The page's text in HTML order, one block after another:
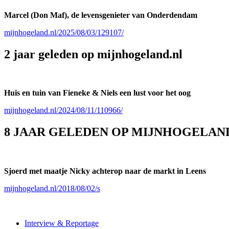
Marcel (Don Maf), de levensgenieter van Onderdendam
mijnhogeland.nl/2025/08/03/129107/
2 jaar geleden op mijnhogeland.nl
Huis en tuin van Fieneke & Niels een lust voor het oog
mijnhogeland.nl/2024/08/11/110966/
8 JAAR GELEDEN OP
Sjoerd met maatje Nicky achterop naar de markt in Leens
mijnhogeland.nl/2018/08/02/s
Interview & Reportage